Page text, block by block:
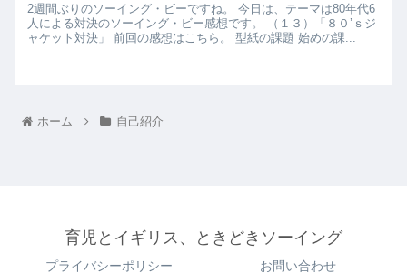
2週間ぶりのソーイング・ビーですね。 今日は、テーマは80年代6
人による対決のソーイング・ビー感想です。 （１３）「８０’ｓジ
ャケット対決」 前回の感想はこちら。 型紙の課題 始めの課...
ホーム 自己紹介
育児とイギリス、ときどきソーイング
プライバシーポリシー お問い合わせ